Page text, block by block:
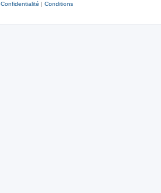
Confidentialité | Conditions